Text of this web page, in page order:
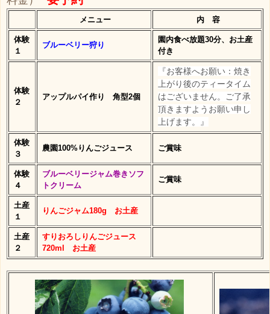
メニュー 内 容
体験
１
ブルーベリー狩り
園内食べ放題30分、お土産
付き
体験
２
アップルパイ作り 角型2個
『お客様へお願い：焼き
上がり後のティータイム
はございません。ご了承
頂きますようお願い申し
上げます。』
体験
３
農園100%りんごジュース ご賞味
体験
４
ブルーベリージャム巻きソフ
トクリーム
ご賞味
土産
１
りんごジャム180g お土産
土産
２
すりおろしりんごジュース
720ml お土産